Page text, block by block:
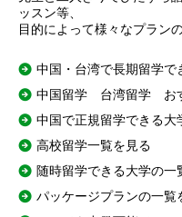
ッスン等、
目的によって様々なプラン
中国・台湾で長期留学で
中国留学 台湾留学 お
中国で正規留学できる大
高校留学一覧を見る
随時留学できる大学の一
パッケージプランの一覧